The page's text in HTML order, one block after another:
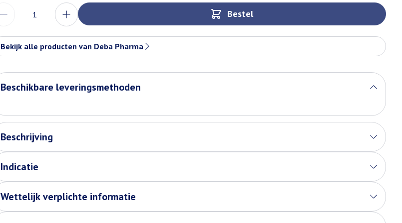
Bestel
Bekijk alle producten van Deba Pharma
Beschikbare leveringsmethoden
Beschrijving
Indicatie
Wettelijk verplichte informatie